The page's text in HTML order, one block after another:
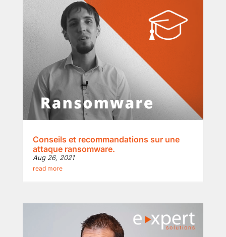
Conseils et recommandations sur une
attaque ransomware.
Aug 26, 2021
read more